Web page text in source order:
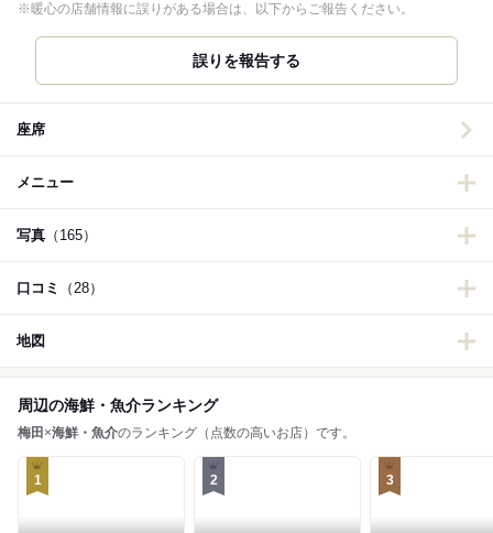
※暖心の店舗情報に誤りがある場合は、以下からご報告ください。
誤りを報告する
座席
メニュー
写真 （165）
口コミ （28）
地図
周辺の海鮮・魚介ランキング
梅田 ×海鮮・魚介のランキング（点数の高いお店）です。
1 2 3